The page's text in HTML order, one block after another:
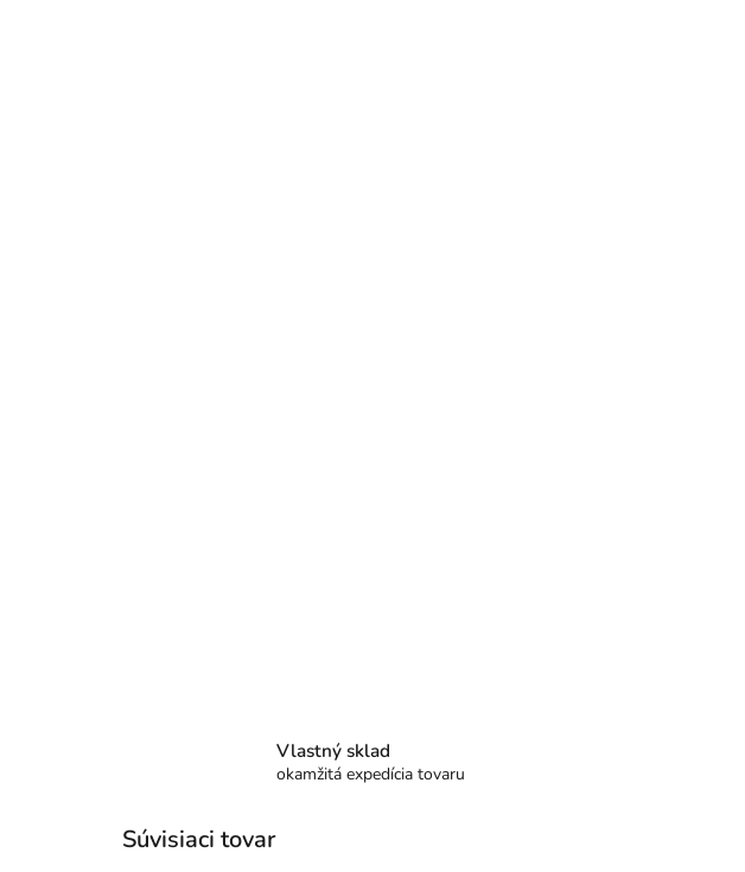
Vlastný sklad
okamžitá expedícia tovaru
Súvisiaci tovar